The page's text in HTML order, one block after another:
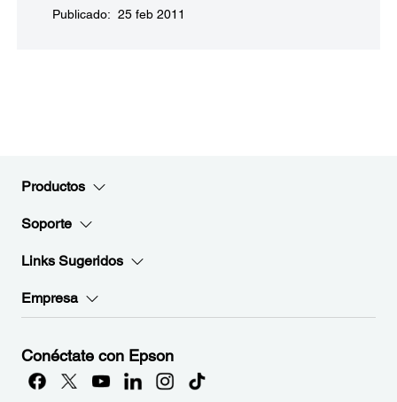
Publicado: 25 feb 2011
Productos
Soporte
Links Sugeridos
Empresa
Conéctate con Epson